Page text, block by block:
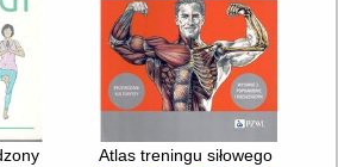
program wspierania walki z depresją i
Atlas treningu siłowego :